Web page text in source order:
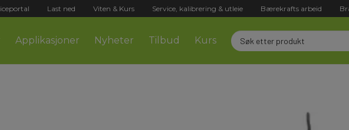
Last ned Viten & Kurs Service, kalibrering & utleie Bærekrafts arbeid
Applikasjoner Nyheter Tilbud Kurs